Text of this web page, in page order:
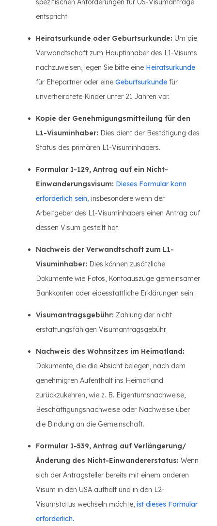
spezifischen Anforderungen für US-Visumanträge
entspricht.
Heiratsurkunde oder Geburtsurkunde: Um die
Verwandtschaft zum Hauptinhaber des L1-Visums
nachzuweisen, legen Sie bitte eine Heiratsurkunde
für Ehepartner oder eine Geburtsurkunde für
unverheiratete Kinder unter 21 Jahren vor.
Kopie der Genehmigungsmitteilung für den
L1-Visuminhaber: Dies dient der Bestätigung des
Status des primären L1-Visuminhabers.
Formular I-129, Antrag auf ein Nicht-
Einwanderungsvisum: Dieses Formular kann
erforderlich sein, insbesondere wenn der
Arbeitgeber des L1-Visuminhabers einen Antrag auf
dessen Visum gestellt hat.
Nachweis der Verwandtschaft zum L1-
Visuminhaber: Dies können zusätzliche
Dokumente wie Fotos, Kontoauszüge gemeinsamer
Bankkonten oder eidesstattliche Erklärungen sein.
Visumantragsgebühr: Zahlung der nicht
erstattungsfähigen Visumantragsgebühr.
Nachweis des Wohnsitzes im Heimatland:
Dokumente, die die Absicht belegen, nach dem
genehmigten Aufenthalt ins Heimatland
zurückzukehren, wie z. B. Eigentumsnachweise,
Beschäftigungsnachweise oder Nachweise über
die Bindung an die Gemeinschaft.
Formular I-539, Antrag auf Verlängerung/
Änderung des Nicht-Einwandererstatus: Wenn
sich der Antragsteller bereits mit einem anderen
Visum in den USA aufhält und in den L2-
Visumstatus wechseln möchte, ist dieses Formular
erforderlich.